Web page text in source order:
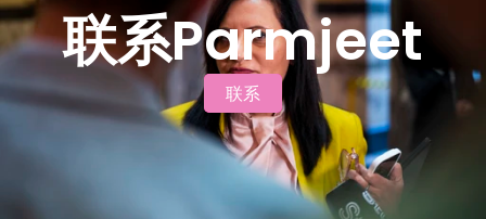
联系Parmjeet
联系
联系